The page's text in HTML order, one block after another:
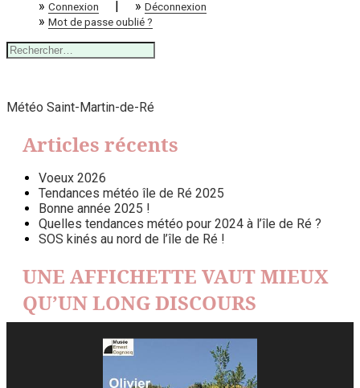
» Connexion | » Déconnexion
» Mot de passe oublié ?
Rechercher :
Météo Saint-Martin-de-Ré
Articles récents
Voeux 2026
Tendances météo île de Ré 2025
Bonne année 2025 !
Quelles tendances météo pour 2024 à l’île de Ré ?
SOS kinés au nord de l’île de Ré !
UNE AFFICHETTE VAUT MIEUX
QU’UN LONG DISCOURS